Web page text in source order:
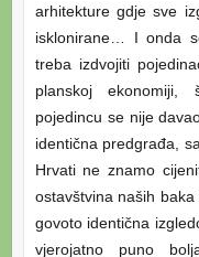
arhitekture gdje sve
isklonirane… I onda
treba izdvojiti
planskoj ekonomiji,
pojedincu se nije
identična predgrađa,
Hrvati ne znamo
ostavštvina naših
govoto identična
vjerojatno puno